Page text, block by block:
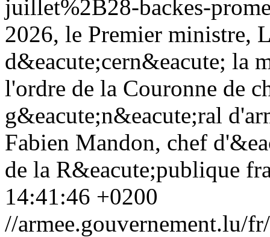
juillet%2B28-backes-
2026, le Premier ministre,
d&eacute;cern&eacute; la
l'ordre de la Couronne de
g&eacute;n&eacute;ral
Fabien Mandon, chef
de la R&eacute;publique
14:41:46 +0200
//armee.gouvernement.lu/